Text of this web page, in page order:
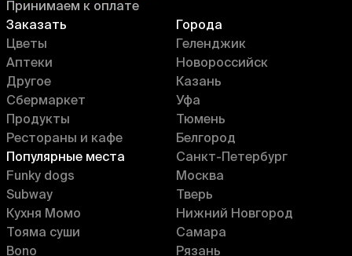
Заказать
Цветы
Аптеки
Другое
Сбермаркет
Продукты
Рестораны и кафе
Популярные места
Funky dogs
Subway
Кухня Момо
Тояма суши
Bono
Города
Геленджик
Новороссийск
Казань
Уфа
Тюмень
Белгород
Санкт-Петербург
Москва
Тверь
Нижний Новгород
Самара
Рязань
Принимаем к оплате